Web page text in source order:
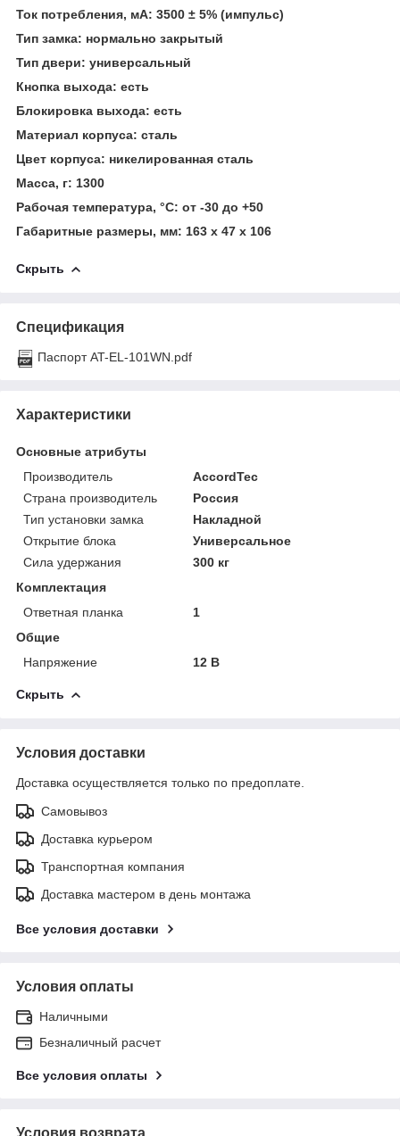
Ток потребления, мА: 3500 ± 5% (импульс)
Тип замка: нормально закрытый
Тип двери: универсальный
Кнопка выхода: есть
Блокировка выхода: есть
Материал корпуса: сталь
Цвет корпуса: никелированная сталь
Масса, г: 1300
Рабочая температура, °С: от -30 до +50
Габаритные размеры, мм: 163 x 47 x 106
Скрыть
Спецификация
Паспорт AT-EL-101WN.pdf
Характеристики
Основные атрибуты
Производитель
AccordTec
Страна производитель
Россия
Тип установки замка
Накладной
Открытие блока
Универсальное
Сила удержания
300 кг
Комплектация
Ответная планка
1
Общие
Напряжение
12 В
Скрыть
Условия доставки
Доставка осуществляется только по предоплате.
Самовывоз
Доставка курьером
Транспортная компания
Доставка мастером в день монтажа
Все условия доставки
Условия оплаты
Наличными
Безналичный расчет
Все условия оплаты
Условия возврата